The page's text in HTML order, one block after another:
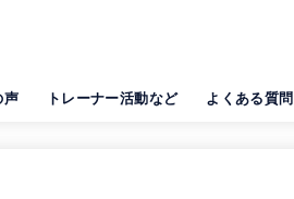
声 トレーナー活動など よくある質問